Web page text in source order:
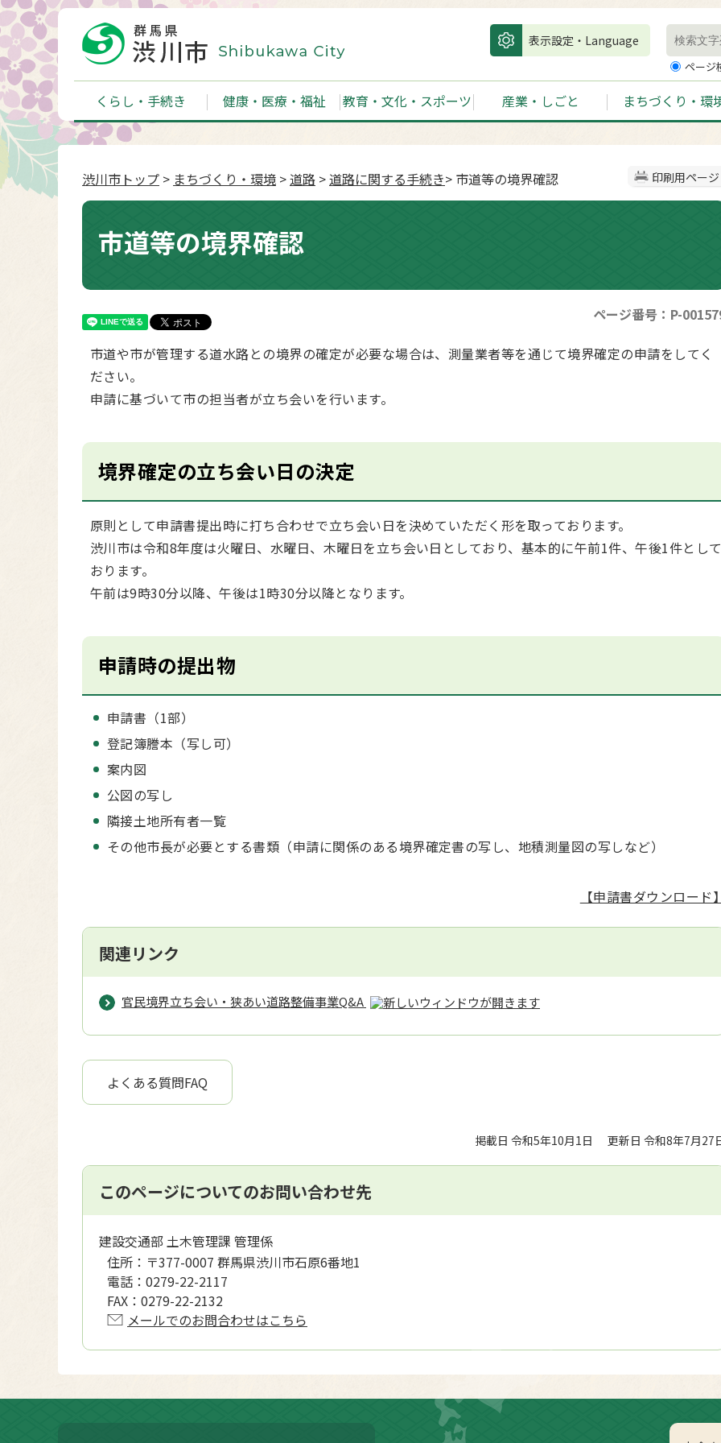
表示設定・Language
ページ
くらし・手続き 健康・医療・福祉 教育・文化・スポーツ 産業・しごと まちづくり・環
印刷用ページ
渋川市トップ > まちづくり・環境 >道路 >道路に関する手続き> 市道等の境界確認
市道等の境界確認
ページ番号：P-
市道や市が管理する道水路との境界の確定が必要な場合は、測量業者等を通じて境界確定の申請をしてく
ださい。
申請に基づいて市の担当者が立ち会いを行います。
境界確定の立ち会い日の決定
原則として申請書提出時に打ち合わせで立ち会い日を決めていただく形を取っております。
渋川市は令和8年度は火曜日、水曜日、木曜日を立ち会い日としており、基本的に午前1件、午後1件とし
おります。
午前は9時30分以降、午後は1時30分以降となります。
申請時の提出物
申請書（1部）
登記簿謄本（写し可）
案内図
公図の写し
隣接土地所有者一覧
その他市長が必要とする書類（申請に関係のある境界確定書の写し、地積測量図の写しなど）
【申請書ダウンロード
関連リンク
官民境界立ち会い・狭あい道路整備事業Q&A
よくある質問FAQ
掲載日 令和5年10月1日 更新日 令和8年7月27
このページについてのお問い合わせ先
建設交通部 土木管理課 管理係
住所： 〒377-0007 群馬県渋川市石原6番地1
電話： 0279-22-2117
FAX： 0279-22-2132
メールでのお問合わせはこちら